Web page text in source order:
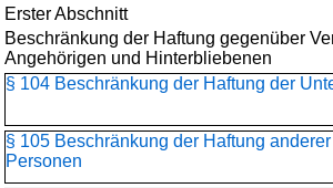
Erster Abschnitt
Beschränkung der Haftung gegenüber
Angehörigen und Hinterbliebenen
§ 104 Beschränkung der Haftung der
§ 105 Beschränkung der Haftung
Personen